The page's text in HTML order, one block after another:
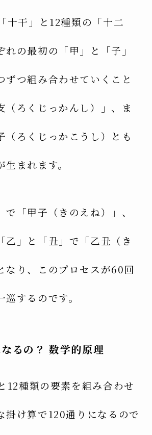
十干」と12種類の「十二
れの最初の「甲」と「子」
ずつ組み合わせていくこと
（ろくじっかんし）」、ま
（ろくじっかこうし）とも
まれます。
で「甲子（きのえね）」、
乙」と「丑」で「乙丑（き
なり、このプロセスが60回
するのです。
るの？ 数学的原理
12種類の要素を組み合わせ
掛け算で120通りになるので